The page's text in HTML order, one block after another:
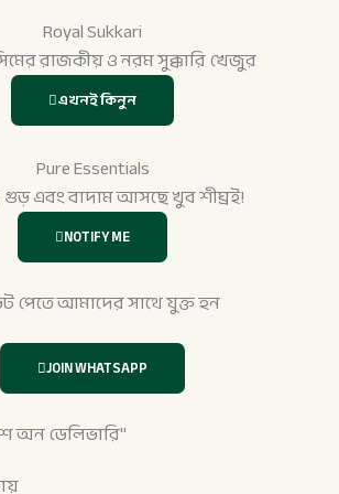
Royal Sukkari
রাজকীয় ও নরম সুক্কারি খেজুর
এখনই কিনুন
Pure Essentials
গুড় এবং বাদাম আসছে খুব শীঘ্রই!
NOTIFY ME
আমাদের সাথে যুক্ত হন
JOIN WHATSAPP
অন ডেলিভারি"